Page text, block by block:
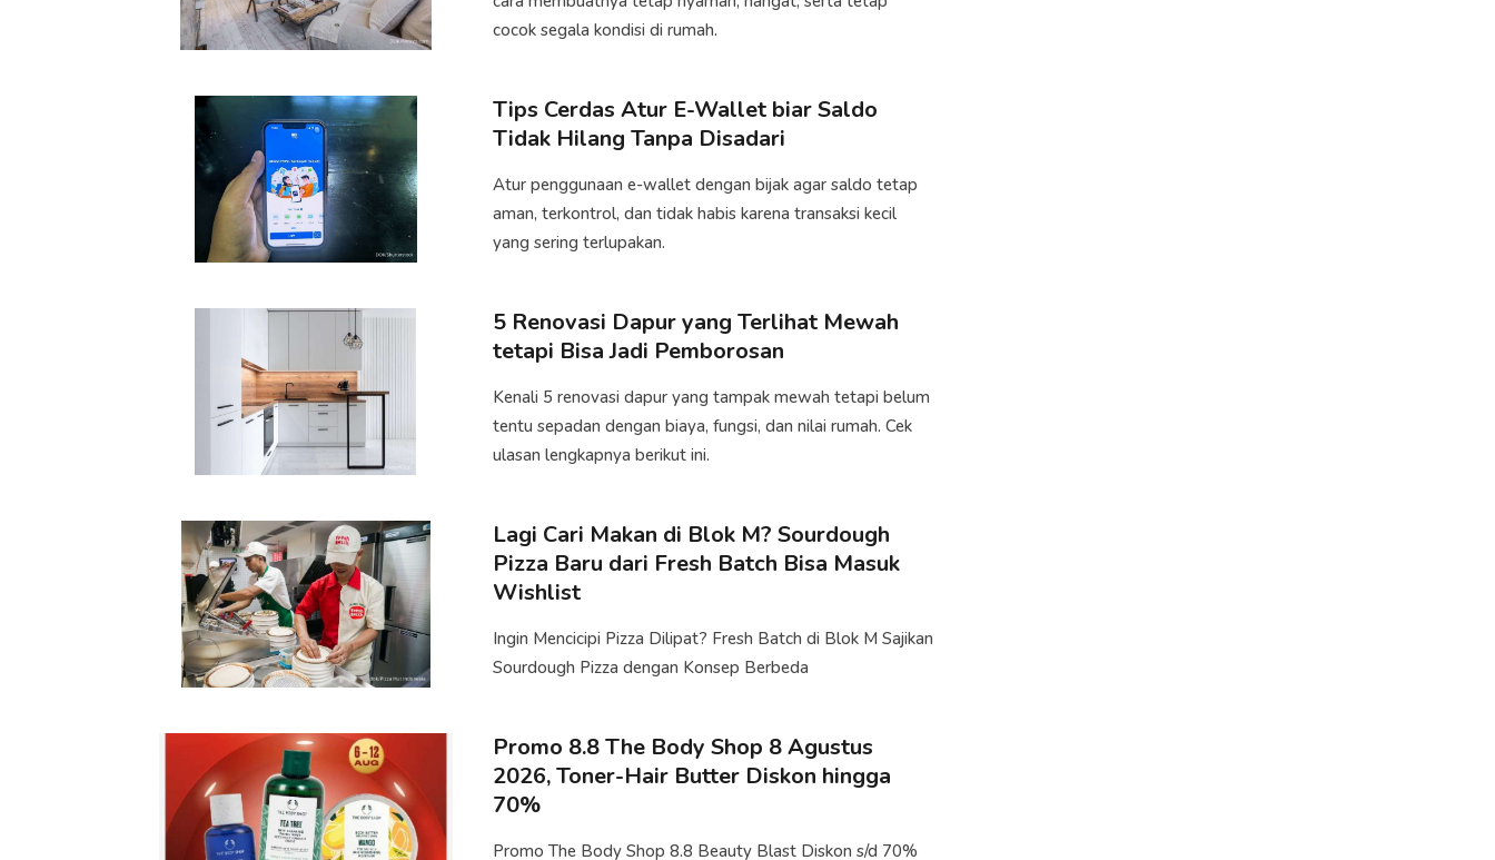
cocok segala kondisi di rumah.​
Tips Cerdas Atur E-Wallet biar Saldo
Tidak Hilang Tanpa Disadari
Atur penggunaan e-wallet dengan bijak agar saldo tetap
aman, terkontrol, dan tidak habis karena transaksi kecil
yang sering terlupakan.
5 Renovasi Dapur yang Terlihat Mewah
tetapi Bisa Jadi Pemborosan
Kenali 5 renovasi dapur yang tampak mewah tetapi belum
tentu sepadan dengan biaya, fungsi, dan nilai rumah. Cek
ulasan lengkapnya berikut ini.​
Lagi Cari Makan di Blok M? Sourdough
Pizza Baru dari Fresh Batch Bisa Masuk
Wishlist
Ingin Mencicipi Pizza Dilipat? Fresh Batch di Blok M Sajikan
Sourdough Pizza dengan Konsep Berbeda
Promo 8.8 The Body Shop 8 Agustus
2026, Toner-Hair Butter Diskon hingga
70%
Promo The Body Shop 8.8 Beauty Blast Diskon s/d 70%